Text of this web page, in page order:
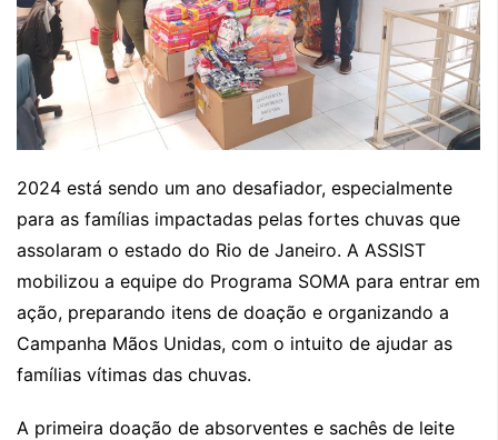
2024 está sendo um ano desafiador, especialmente
para as famílias impactadas pelas fortes chuvas que
assolaram o estado do Rio de Janeiro. A ASSIST
mobilizou a equipe do Programa SOMA para entrar em
ação, preparando itens de doação e organizando a
Campanha Mãos Unidas, com o intuito de ajudar as
famílias vítimas das chuvas.
A primeira doação de absorventes e sachês de leite